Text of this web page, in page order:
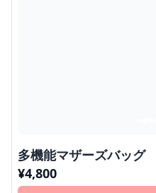
多機能マザーズバッグ
¥4,800